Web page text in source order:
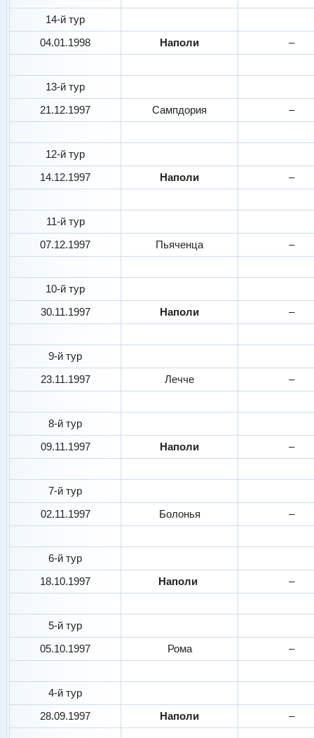
14-й тур
04.01.1998
Наполи –
13-й тур
21.12.1997
Сампдория –
12-й тур
14.12.1997
Наполи –
11-й тур
07.12.1997
Пьяченца –
10-й тур
30.11.1997
Наполи –
9-й тур
23.11.1997
Лечче –
8-й тур
09.11.1997
Наполи –
7-й тур
02.11.1997
Болонья –
6-й тур
18.10.1997
Наполи –
5-й тур
05.10.1997
Рома –
4-й тур
28.09.1997
Наполи –